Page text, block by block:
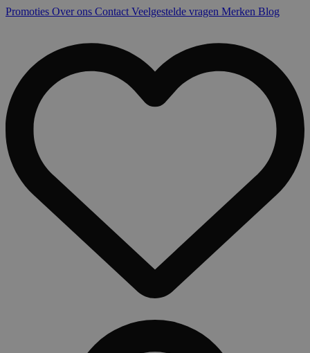
Promoties Over ons Contact Veelgestelde vragen Merken Blog